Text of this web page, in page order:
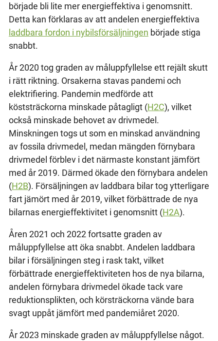
började bli lite mer energieffektiva i genomsnitt.
Detta kan förklaras av att andelen energieffektiva
laddbara fordon i nybilsförsäljningen började stiga
snabbt.
År 2020 tog graden av måluppfyllelse ett rejält skutt
i rätt riktning. Orsakerna stavas pandemi och
elektrifiering. Pandemin medförde att
köststräckorna minskade påtagligt (H2C), vilket
också minskade behovet av drivmedel.
Minskningen togs ut som en minskad användning
av fossila drivmedel, medan mängden förnybara
drivmedel förblev i det närmaste konstant jämfört
med år 2019. Därmed ökade den förnybara andelen
(H2B). Försäljningen av laddbara bilar tog ytterligare
fart jämört med år 2019, vilket förbättrade de nya
bilarnas energieffektivitet i genomsnitt (H2A).
Åren 2021 och 2022 fortsatte graden av
måluppfyllelse att öka snabbt. Andelen laddbara
bilar i försäljningen steg i rask takt, vilket
förbättrade energieffektiviteten hos de nya bilarna,
andelen förnybara drivmedel ökade tack vare
reduktionsplikten, och körsträckorna vände bara
svagt uppåt jämfört med pandemiåret 2020.
År 2023 minskade graden av måluppfyllelse något.